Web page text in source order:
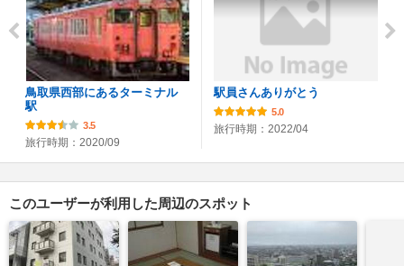
鳥取県西部にあるターミナル
駅
3.5
旅行時期：2020/09
駅員さんありがとう
5.0
旅行時期：2022/04
このユーザーが利用した周辺のスポット